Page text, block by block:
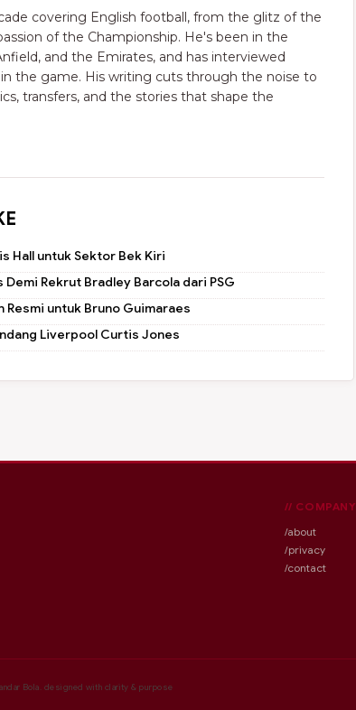
covering English football, from the glitz of the
of the Championship. He's been in the
and the Emirates, and has interviewed
the game. His writing cuts through the noise to
transfers, and the stories that shape the
Hall untuk Sektor Bek Kiri
Rekrut Bradley Barcola dari PSG
Resmi untuk Bruno Guimaraes
Liverpool Curtis Jones
// COMPANY
/about
/privacy
/contact
Bola. designed with clarity & purpose